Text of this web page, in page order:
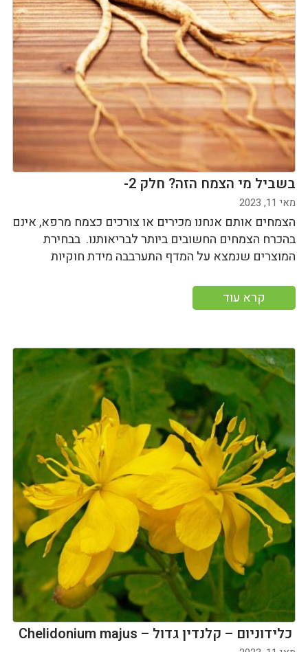
בשביל מי הצמח הזה? חלק 2-
מאי 11, 2023
הצמחים אותם אנחנו מכירים או צורכים כצמח מרפא, אינם
בהכרח הצמחים החשובים ביותר לבריאותנו. בבחירת
המוצרים שנמצא על המדף התערבבה מידת חוקיות
קרא עוד
כלידוניום – קלנדין גדול – Chelidonium majus